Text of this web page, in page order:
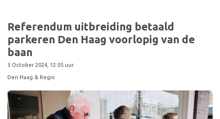
Referendum uitbreiding betaald
parkeren Den Haag voorlopig van de
baan
3 October 2024, 12:05 uur
Den Haag & Regio